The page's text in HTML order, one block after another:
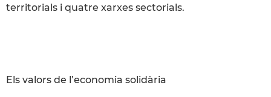
territorials i quatre xarxes sectorials.
Els valors de l’economia solidària